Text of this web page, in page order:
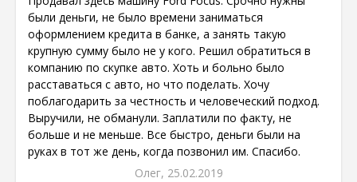
были деньги, не было времени заниматься
оформлением кредита в банке, а занять такую
крупную сумму было не у кого. Решил обратиться в
компанию по скупке авто. Хоть и больно было
расставаться с авто, но что поделать. Хочу
поблагодарить за честность и человеческий подход.
Выручили, не обманули. Заплатили по факту, не
больше и не меньше. Все быстро, деньги были на
руках в тот же день, когда позвонил им. Спасибо.
Олег, 25.02.2019